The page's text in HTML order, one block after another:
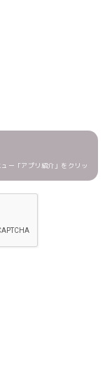
ー「アプリ紹介」をクリッ